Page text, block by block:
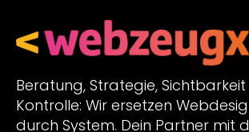
Beratung, Strategie,
Kontrolle: Wir ersetzen
durch System. Dein Partner mit